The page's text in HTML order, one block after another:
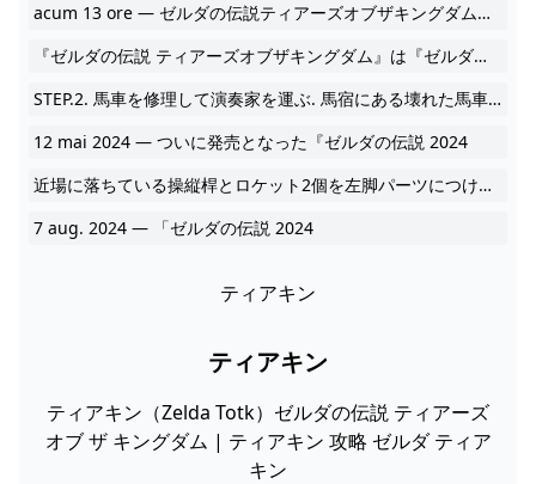
acum 13 ore — ゼルダの伝説ティアーズオブザキングダムの攻略wikiです。ティアキンのストーリー攻略や祠の場所、武器と防具のデータベース、おすすめスクラビルドや 2024
『ゼルダの伝説 ティアーズオブザキングダム』は『ゼルダの伝説 ブレスオブザワイルド』の続編です。 リンクたちの活躍により厄災を退けて平和を取り戻したはずの 2024
STEP.2. 馬車を修理して演奏家を運ぶ. 馬宿にある壊れた馬車を修理する。20 mai 2024ティアキン(ティアーズオブザキングダム)の最新情報や攻略情報などを紹介していきます。14 2024
12 mai 2024 — ついに発売となった『ゼルダの伝説 2024
近場に落ちている操縦桿とロケット2個を左脚パーツにつけて乗り物を作成する.12 mai 2024 — イカダは作成後勝手に発信するので、水上に浮かせたらすぐに飛び乗りましょう。 2024
7 aug. 2024 — 「ゼルダの伝説 2024
ティアキン
ティアキン
ティアキン（Zelda Totk）ゼルダの伝説 ティアーズ
オブ ザ キングダム | ティアキン 攻略 ゼルダ ティア
キン